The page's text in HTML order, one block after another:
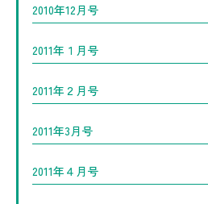
2010年12月号
2011年１月号
2011年２月号
2011年3月号
2011年４月号